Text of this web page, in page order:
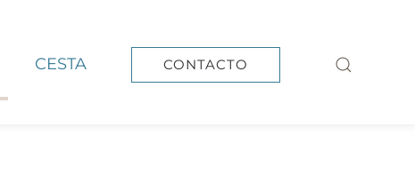
CESTA CONTACTO